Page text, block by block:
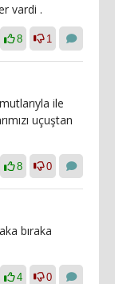
vardi .
8 1
ile
uçuştan
8 0
bıraka
4 0